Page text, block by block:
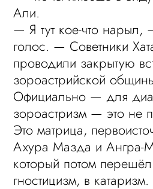
Али.
— Я тут кое-что
голос. — Советники
проводили закрытую
зороастрийской
Официально — для
зороастризм — это не
Это матрица,
Ахура Мазда и Ангра-
который потом
гностицизм, в